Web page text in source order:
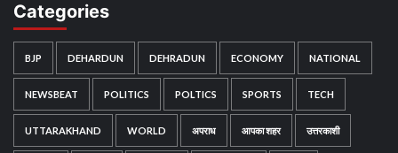
Categories
BJP DEHARDUN DEHRADUN ECONOMY NATIONAL
NEWSBEAT POLITICS POLTICS SPORTS TECH
UTTARAKHAND WORLD अपराध आपका शहर उत्तरकाशी